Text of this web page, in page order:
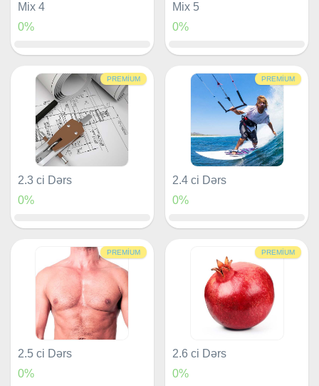
Mix 4
0%
Mix 5
0%
PREMIUM
2.3 ci Dərs
0%
PREMIUM
2.4 ci Dərs
0%
PREMIUM
2.5 ci Dərs
0%
PREMIUM
2.6 ci Dərs
0%